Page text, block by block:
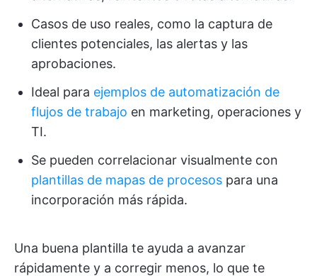
Casos de uso reales, como la captura de
clientes potenciales, las alertas y las
aprobaciones.
Ideal para ejemplos de automatización de
flujos de trabajo en marketing, operaciones y
TI.
Se pueden correlacionar visualmente con
plantillas de mapas de procesos para una
incorporación más rápida.
Una buena plantilla te ayuda a avanzar
rápidamente y a corregir menos, lo que te